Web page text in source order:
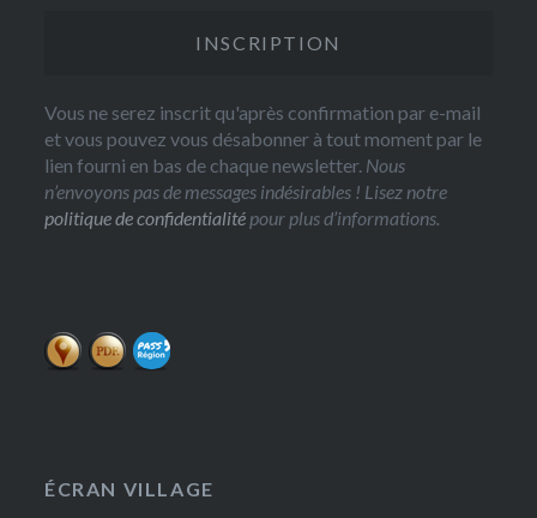
Vous ne serez inscrit qu'après confirmation par e-mail
et vous pouvez vous désabonner à tout moment par le
lien fourni en bas de chaque newsletter. Nous
n’envoyons pas de messages indésirables ! Lisez notre
politique de confidentialité pour plus d’informations.
ÉCRAN VILLAGE